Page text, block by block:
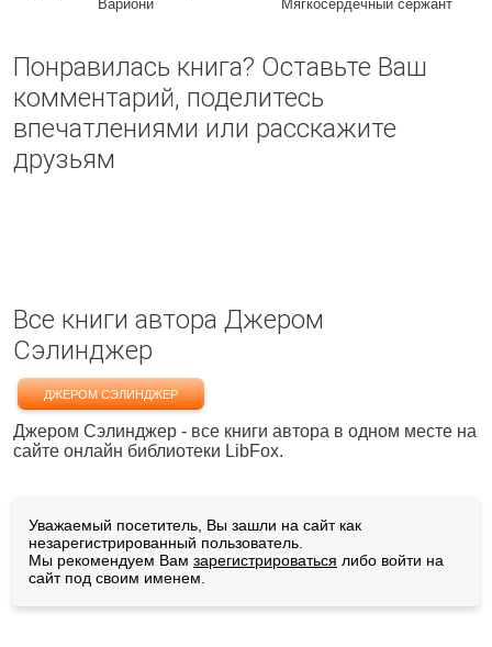
Вариони
Мягкосердечный сержант
Понравилась книга? Оставьте Ваш
комментарий, поделитесь
впечатлениями или расскажите
друзьям
Все книги автора Джером
Сэлинджер
ДЖЕРОМ СЭЛИНДЖЕР
Джером Сэлинджер - все книги автора в одном месте на
сайте онлайн библиотеки LibFox.
Уважаемый посетитель, Вы зашли на сайт как
незарегистрированный пользователь.
Мы рекомендуем Вам зарегистрироваться либо войти на
сайт под своим именем.